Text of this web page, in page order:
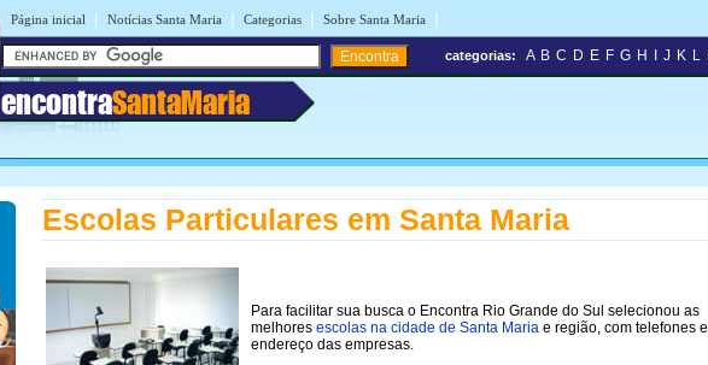
Página inicial | Notícias Santa Maria | Categorias | Sobre Santa Maria |
encontraSantaMaria
categorias: A B C D E F G H J K L
Escolas Particulares em Santa Maria
Para facilitar sua busca o Encontra Rio Grande do Sul selecionou as
melhores escolas na cidade de Santa Maria e região, com telefones e
endereço das empresas.